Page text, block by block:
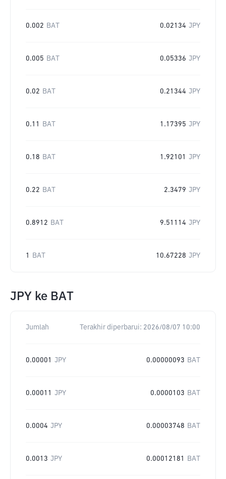
0.002 BAT 0.02134 JPY
0.005 BAT 0.05336 JPY
0.02 BAT 0.21344 JPY
0.11 BAT 1.17395 JPY
0.18 BAT 1.92101 JPY
0.22 BAT 2.3479 JPY
0.8912 BAT 9.51114 JPY
1 BAT 10.67228 JPY
JPY ke BAT
Jumlah Terakhir diperbarui: 2026/08/07 10:00
0.00001 JPY 0.00000093 BAT
0.00011 JPY 0.0000103 BAT
0.0004 JPY 0.00003748 BAT
0.0013 JPY 0.00012181 BAT